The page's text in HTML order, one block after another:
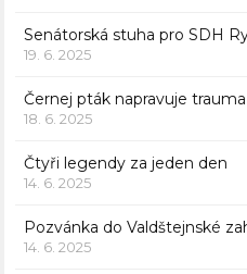
Senátorská stuha pro SDH
19. 6. 2025
Černej pták napravuje
18. 6. 2025
Čtyři legendy za jeden den
14. 6. 2025
Pozvánka do Valdštejnské
14. 6. 2025